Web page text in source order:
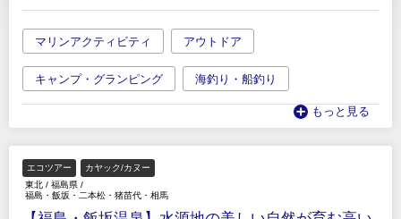
マリンアクティビティ アウトドア
キャンプ・グランピング 海釣り・船釣り
もっと見る
エコツアー
カヤック/カヌー
東北 / 福島県 /
福島・飯坂・二本松・猪苗代・相馬